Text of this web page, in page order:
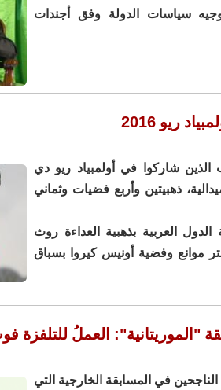
سياسات الدولة وفق أجندات
ريو 2016
شاركوا في أولمبياد ريو دي
2016 على 14 ميدالية، ذهبيتين وأربع فضيات وثماني
العربية بذهبية العداءة روث
3 آلاف متر موانع وفضية أونيس كيروا بسباق
"الموريتانية": العملُ للتلفزة
في المسابقة الخارجية التي